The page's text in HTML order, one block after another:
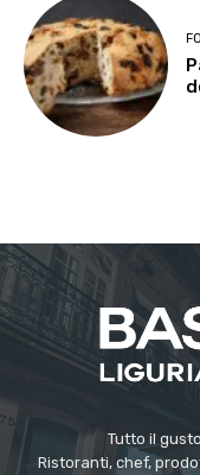
Tutto il
Ristoranti, chef,